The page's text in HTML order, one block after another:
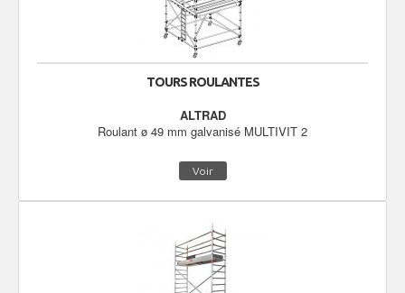
TOURS ROULANTES
ALTRAD
Roulant ø 49 mm galvanisé MULTIVIT 2
Voir